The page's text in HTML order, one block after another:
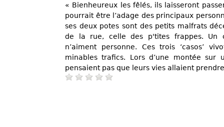
« Bienheureux les fêlés, ils laisseront
pourrait être l’adage des principaux
ses deux potes sont des petits malfrats
de la rue, celle des p'tites frappes. Un
n’aiment personne. Ces trois ‘casos’
minables trafics. Lors d’une montée sur
pensaient pas que leurs vies allaient